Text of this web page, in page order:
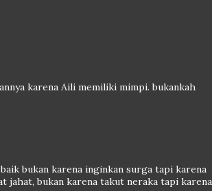
karena Aili memiliki mimpi. bukankah
bukan karena inginkan surga tapi karena
jahat, bukan karena takut neraka tapi karena